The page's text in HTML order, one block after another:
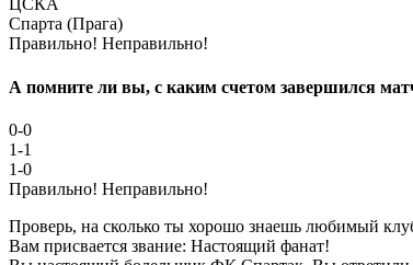
ЦСКА
Спарта (Прага)
Правильно! Неправильно!
А помните ли вы, с каким счетом завершился
0-0
1-1
1-0
Правильно! Неправильно!
Проверь, на сколько ты хорошо знаешь любимый
Вам присвается звание: Настоящий фанат!